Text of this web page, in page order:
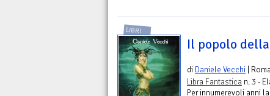
LIBRI
Il popolo
di Daniele Vecchi |
Libra Fantastica n. 3 -
Per innumerevoli anni